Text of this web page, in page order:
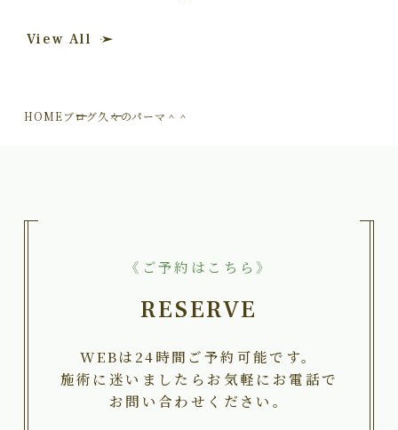
View All
HOMEブログ久々のパーマ＾＾
《ご予約はこちら》
RESERVE
WEBは24時間ご予約可能です。
施術に迷いましたらお気軽にお電話で
お問い合わせください。